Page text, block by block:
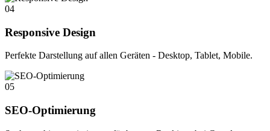
04
Responsive Design
Perfekte Darstellung auf allen Geräten - Desktop, Tablet, Mobile.
05
SEO-Optimierung